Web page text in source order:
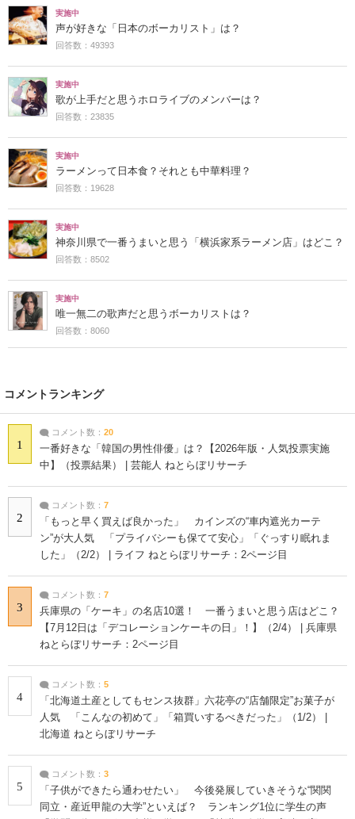
実施中
声が好きな「日本のボーカリスト」は？
回答数：49393
実施中
歌が上手だと思うホロライブのメンバーは？
回答数：23835
実施中
ラーメンって日本食？それとも中華料理？
回答数：19628
実施中
神奈川県で一番うまいと思う「横浜家系ラーメン店」はどこ？
回答数：8502
実施中
唯一無二の歌声だと思うボーカリストは？
回答数：8060
コメントランキング
1
コメント数： 20
一番好きな「韓国の男性俳優」は？【2026年版・人気投票実施
中】（投票結果） | 芸能人 ねとらぼリサーチ
2
コメント数： 7
「もっと早く買えば良かった」 カインズの“車内遮光カーテ
ン”が大人気 「プライバシーも保てて安心」「ぐっすり眠れま
した」（2/2） | ライフ ねとらぼリサーチ：2ページ目
3
コメント数： 7
兵庫県の「ケーキ」の名店10選！ 一番うまいと思う店はどこ？
【7月12日は「デコレーションケーキの日」！】（2/4） | 兵庫県
ねとらぼリサーチ：2ページ目
4
コメント数： 5
「北海道土産としてもセンス抜群」六花亭の“店舗限定”お菓子が
人気 「こんなの初めて」「箱買いするべきだった」（1/2） |
北海道 ねとらぼリサーチ
5
コメント数： 3
「子供ができたら通わせたい」 今後発展していきそうな“関関
同立・産近甲龍の大学”といえば？ ランキング1位に学生の声